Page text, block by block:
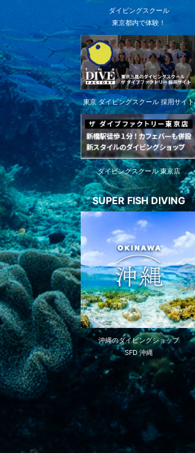
ダイビングスクール
東京都内で体験！
東京 ダイビングスクール 採用サイト
ダイビングスクール 東京店
SUPER FISH DIVING
沖縄のダイビングショップ
SFD 沖縄